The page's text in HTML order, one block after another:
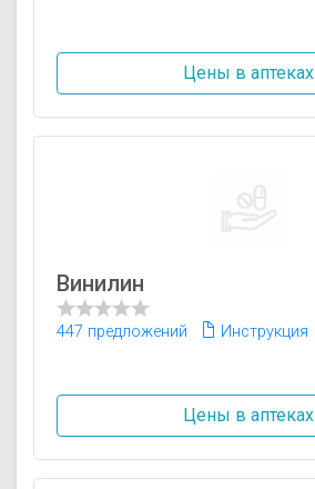
Цены в аптеках
Винилин
447 предложений Инструкция
Цены в аптеках